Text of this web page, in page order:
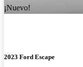
¡Nuevo!
2023 Ford Escape